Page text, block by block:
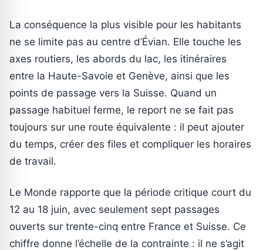
La conséquence la plus visible pour les habitants
ne se limite pas au centre d’Évian. Elle touche les
axes routiers, les abords du lac, les itinéraires
entre la Haute-Savoie et Genève, ainsi que les
points de passage vers la Suisse. Quand un
passage habituel ferme, le report ne se fait pas
toujours sur une route équivalente : il peut ajouter
du temps, créer des files et compliquer les horaires
de travail.
Le Monde rapporte que la période critique court du
12 au 18 juin, avec seulement sept passages
ouverts sur trente-cinq entre France et Suisse. Ce
chiffre donne l’échelle de la contrainte : il ne s’agit